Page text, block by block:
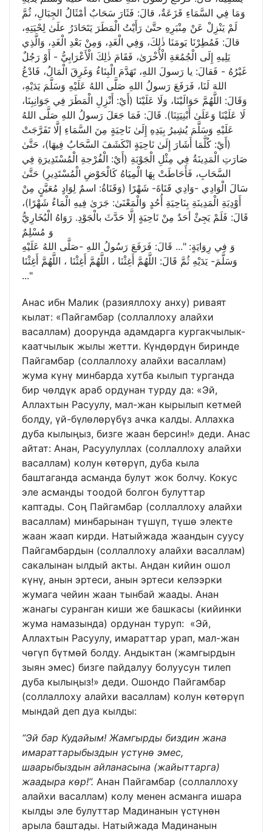
وَمَا فِي السَّمَاءِ قَزَعَةٌ، قالَ: فَثَارَ سَحَابٌ أمْثَالُ الجِبَالِ، ثُمَّ
لَمْ يَنْزِلْ عَنْ مِنْبَرِهِ حتَّىٰ رَأَيْتُ الْمَطَرَ يَتَحَادَرُ علَىٰ لِحْيَتِهِ،
قالَ: فَمُطِرْنَا يَومَنَا ذٰلِكَ، وَفِي الْغَدِ، وَمِنْ بَعْدِ الْغَدِ، وَالَّذِي
يَلِيهِ إِلَى الْجُمُعَةِ الْأُخْرَىٰ، فَقَامَ ذٰلِكَ الْأَعْرَابِيُّ - أَوْ رَجُلٌ
غَيْرُهُ - فَقالَ: يا رَسولَ اللهِ، تَهَدَّمَ الْبِنَاءُ وَغَرِقَ الْمَالُ، فَادْعُ
اللهَ لَنَا، فَرَفَعَ رَسولُ اللهِ صَلَّى اللهُ عَلَيْهِ وَسَلَّمَ يَدَيْهِ،
وَقَالَ: اللَّهُمَّ حَوَالَيْنَا، وَلَا عَلَيْنَا (أَيْ: أَنْزِلِ الْمَطَرَ فِي جَوَانِبِنَا،
لَا عَلَيْنَا وَعَلَىٰ أَبْنِيَتِنَا). قَالَ: فَمَا جَعَلَ رَسولُ اللهِ صَلَّى اللهُ
عَلَيْهِ وَسَلَّمَ يُشِيرُ بِيَدِهِ إِلَىٰ نَاحِيَةٍ مِنَ السَّمَاءِ إلَّا تَفَرَّجَتْ
(أَيْ: كُلَّمَا أَشَارَ إِلَىٰ نَاحِيَةٍ انْكَشَفَ السَّحَابُ فِيهَا)، حَتَّىٰ
صَارَتِ الْمَدِينَةُ فِي مِثْلِ الْجَوْبَةِ (أَيْ: الْفُرْجةِ الْمُسْتَدِيرَةِ فِي
السَّحَابِ، فَأَحَاطَتْ بِهَا الْمِيَاهُ كَالْحَوْضِ الْمُسْتَدِيرِ) حَتَّىٰ
سَالَ الْوَادِي -وَادِي قَنَاةَ- شَهْرًا (وَقَنَاةُ: اسمٌ لِوَادٍ مُعَيَّنٍ مِنْ
أَوْدِيَةِ الْمَدِينَةِ بِنَاحِيَةِ أُحُدٍ وَالْمَعْنَىٰ: جَرَىٰ فِيهِ الْمَاءُ شَهْرًا)،
قَالَ: فَلَمْ يَجِئْ أحَدٌ مِنْ نَاحِيَةٍ إلَّا حَدَّثَ بالْجَوْدِ. رَوَاهُ الْبُخَارِيُّ
وَ مُسْلِمٌ
وَ فِي رِوَايَةٍ: "... قَالَ: فَرَفَعَ رَسُولُ اللهِ -صَلَّى اللهُ عَلَيْهِ
وَسَلَّمَ- يَدَيْهِ ثُمَّ قَالَ: اللَّهُمَّ أَغِثْنَا ، اللَّهُمَّ أَغِثْنَا ، اللَّهُمَّ أَغِثْنَا
..."
Анас ибн Малик (разияллоху анху) риваят
кылат: «Пайгамбар (соллаллоху алайхи
васаллам) доорунда адамдарга кургакчылык-
каатчылык жылы жетти. Күндөрдүн биринде
Пайгамбар (соллаллоху алайхи васаллам)
жума күнү минбарда хутба кылып турганда
бир чөлдүк араб ордунан турду да: «Эй,
Аллахтын Расуулу, мал-жан кырылып кетмей
болду, үй-бүлөлөрүбүз ачка калды. Аллахка
дуба кылыңыз, бизге жаан берсин!» деди. Анас
айтат: Анан, Расуулуллах (соллаллоху алайхи
васаллам) колун көтөрүп, дуба кыла
баштаганда асманда булут жок болчу. Кокус
эле асманды тоодой болгон булуттар
каптады. Соң Пайгамбар (соллаллоху алайхи
васаллам) минбарынан түшүп, түшө электе
жаан жаап кирди. Натыйжада жаандын суусу
Пайгамбардын (соллаллоху алайхи васаллам)
сакалынан ылдый акты. Андан кийин ошол
күнү, анын эртеси, анын эртеси келээрки
жумага чейин жаан тынбай жаады. Анан
жанагы суранган киши же башкасы (кийинки
жума намазында) ордунан туруп: «Эй,
Аллахтын Расуулу, имараттар урап, мал-жан
чөгүп бүтмөй болду. Андыктан (жамгырдын
зыян эмес) бизге пайдалуу болуусун тилеп
дуба кылыңыз!» деди. Ошондо Пайгамбар
(соллаллоху алайхи васаллам) колун көтөрүп
мындай деп дуа кылды:
“Эй бар Кудайым! Жамгырды биздин жана
имараттарыбыздын үстүнө эмес,
шаарыбыздын айланасына (жайыттарга)
жаадыра көр!”. Анан Пайгамбар (соллаллоху
алайхи васаллам) колу менен асманга ишара
кылды эле булуттар Мадинанын үстүнөн
арыла баштады. Натыйжада Мадинанын